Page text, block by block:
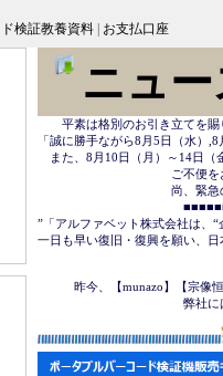
検証教養資料
お支払口座
ニュ
平素は格別のお引き立てを賜
「誠に勝手ながら8月5日（水）
また、8月10日（月）～14日（
ご不便をおかけ致しま
尚、緊急の場合は
■■■■■■＜＜     応援
”「アルファベット株式会社は、
一日も早い復旧・復興を願い、
昨今、【munazo】【宗像恒憲
弊社には一切関係はご